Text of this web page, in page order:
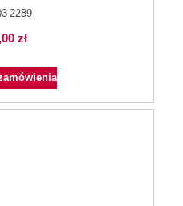
2289
zł